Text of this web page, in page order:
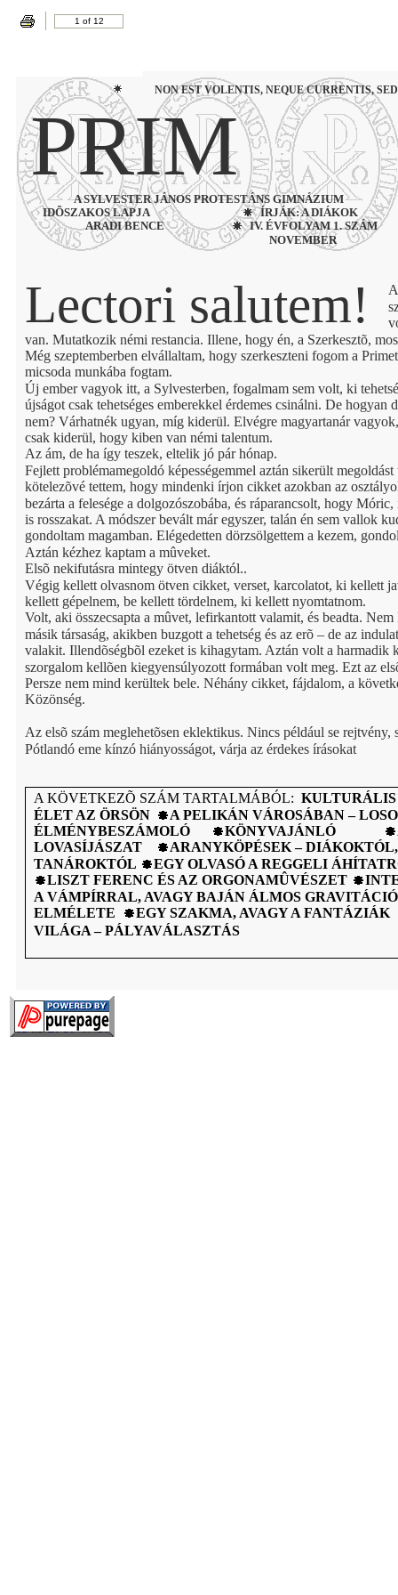
1 of 12
NON EST VOLENTIS, NEQUE CURRENTIS,
PRIM
A SYLVESTER JÁNOS PROTESTÁNS GIMNÁZIUM
IDÕSZAKOS LAPJA
ÍRJÁK: A DIÁKOK
ARADI BENCE
IV. ÉVFOLYAM 1. SZÁM
NOVEMBER
van. Mutatkozik némi restancia. Illene, hogy én, a Szerkesztõ,
Még szeptemberben elvállaltam, hogy szerkeszteni fogom a
micsoda munkába fogtam.
Új ember vagyok itt, a Sylvesterben, fogalmam sem volt, ki
újságot csak tehetséges emberekkel érdemes csinálni. De hogyan
nem? Várhatnék ugyan, míg kiderül. Elvégre magyartanár
csak kiderül, hogy kiben van némi talentum.
Az ám, de ha így teszek, eltelik jó pár hónap.
Fejlett problémamegoldó képességemmel aztán sikerült
kötelezõvé tettem, hogy mindenki írjon cikket azokban az
bezárta a felesége a dolgozószobába, és ráparancsolt, hogy
is rosszakat. A módszer bevált már egyszer, talán én sem vallok
gondoltam magamban. Elégedetten dörzsölgettem a kezem,
Aztán kézhez kaptam a mûveket.
Elsõ nekifutásra mintegy ötven diáktól..
Végig kellett olvasnom ötven cikket, verset, karcolatot, ki kellett
kellett gépelnem, be kellett tördelnem, ki kellett nyomtatnom.
Volt, aki összecsapta a mûvet, lefirkantott valamit, és beadta.
másik társaság, akikben buzgott a tehetség és az erõ – de az
valakit. Illendõségbõl ezeket is kihagytam. Aztán volt a harmadik
szorgalom kellõen kiegyensúlyozott formában volt meg. Ezt az
Persze nem mind kerültek bele. Néhány cikket, fájdalom, a
Közönség.
Az elsõ szám meglehetõsen eklektikus. Nincs például se
Pótlandó eme kínzó hiányosságot, várja az érdekes írásokat
Lectori salutem!
A KÖVETKEZÕ SZÁM TARTALMÁBÓL: KULTURÁLIS
ÉLET AZ ÖRSÖN
A PELIKÁN VÁROSÁBAN –
ÉLMÉNYBESZÁMOLÓ
KÖNYVAJÁNLÓ
LOVASÍJÁSZAT
ARANYKÖPÉSEK – DIÁKOKTÓL,
TANÁROKTÓL
EGY OLVASÓ A REGGELI
LISZT FERENC ÉS AZ ORGONAMÛVÉSZET
A VÁMPÍRRAL, AVAGY BAJÁN ÁLMOS
ELMÉLETE
EGY SZAKMA, AVAGY A FANTÁZIÁK
VILÁGA – PÁLYAVÁLASZTÁS